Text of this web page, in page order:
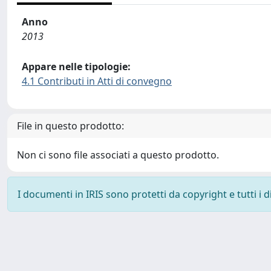
Anno
2013
Appare nelle tipologie:
4.1 Contributi in Atti di convegno
File in questo prodotto:
Non ci sono file associati a questo prodotto.
I documenti in IRIS sono protetti da copyright e tutti i